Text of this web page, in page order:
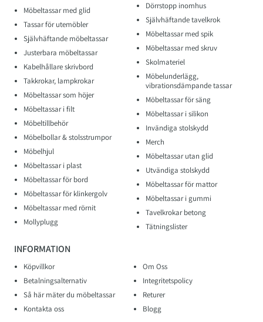
Möbeltassar med glid
Tassar för utemöbler
Självhäftande möbeltassar
Justerbara möbeltassar
Kabelhållare skrivbord
Takkrokar, lampkrokar
Möbeltassar som höjer
Möbeltassar i filt
Möbeltillbehör
Möbelbollar & stolsstrumpor
Möbelhjul
Möbeltassar i plast
Möbeltassar för bord
Möbeltassar för klinkergolv
Möbeltassar med rörnit
Mollyplugg
Dörrstopp inomhus
Självhäftande tavelkrok
Möbeltassar med spik
Möbeltassar med skruv
Skolmateriel
Möbelunderlägg,
vibrationsdämpande tassar
Möbeltassar för säng
Möbeltassar i silikon
Invändiga stolskydd
Merch
Möbeltassar utan glid
Utvändiga stolskydd
Möbeltassar för mattor
Möbeltassar i gummi
Tavelkrokar betong
Tätningslister
INFORMATION
Köpvillkor
Om Oss
Betalningsalternativ
Integritetspolicy
Så här mäter du möbeltassar
Returer
Kontakta oss
Blogg